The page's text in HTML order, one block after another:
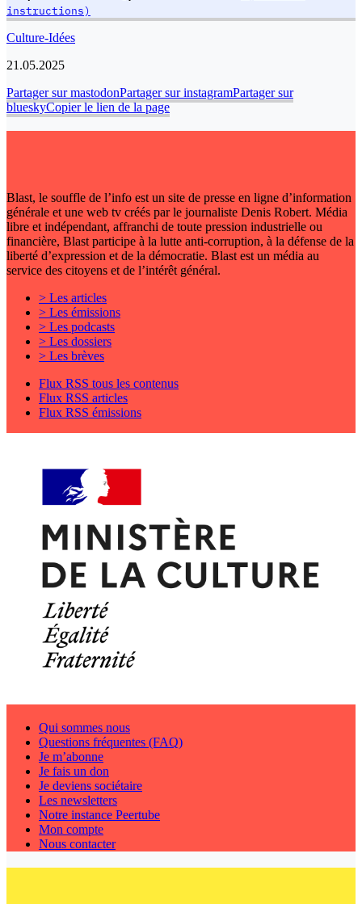
instructions)
Culture-Idées
21.05.2025
Partager sur mastodonPartager sur instagramPartager sur
blueskyCopier le lien de la page
Blast, le souffle de l’info est un site de presse en ligne d’information
générale et une web tv créés par le journaliste Denis Robert. Média
libre et indépendant, affranchi de toute pression industrielle ou
financière, Blast participe à la lutte anti-corruption, à la défense de la
liberté d’expression et de la démocratie. Blast est un média au
service des citoyens et de l’intérêt général.
> Les articles
> Les émissions
> Les podcasts
> Les dossiers
> Les brèves
Flux RSS tous les contenus
Flux RSS articles
Flux RSS émissions
Qui sommes nous
Questions fréquentes (FAQ)
Je m’abonne
Je fais un don
Je deviens sociétaire
Les newsletters
Notre instance Peertube
Mon compte
Nous contacter